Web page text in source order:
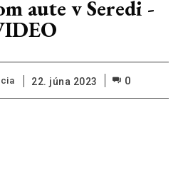
aute v Seredi -
22. júna 2023 0